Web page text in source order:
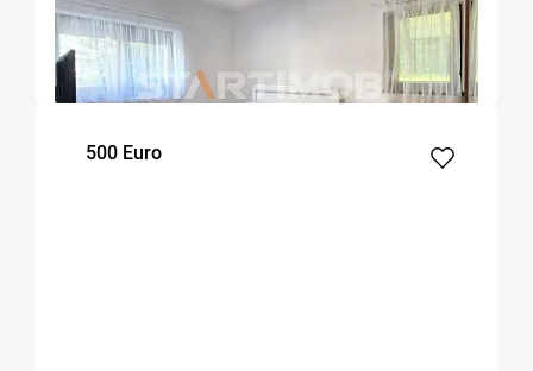
Brasov
52 1
dormitor
500 Euro